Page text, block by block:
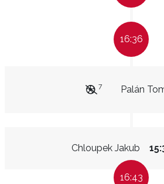
16:36
Palán
7
Chloupek Jakub
16:43